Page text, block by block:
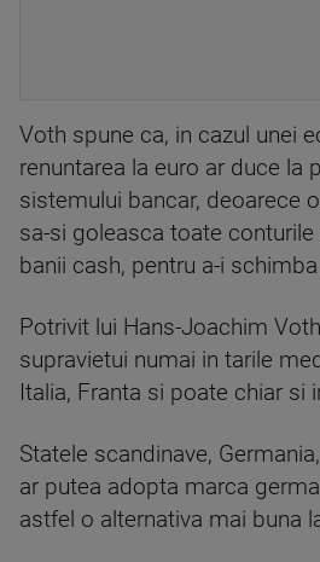
Voth spune ca, in cazul unei
renuntarea la euro ar duce la
sistemului bancar, deoarece
sa-si goleasca toate
banii cash, pentru a-i
Potrivit lui Hans-Joachim
supravietui numai in tarile
Italia, Franta si poate chiar si
Statele scandinave,
ar putea adopta marca
astfel o alternativa mai buna